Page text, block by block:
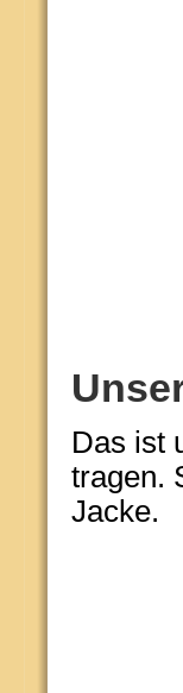
Das ist
tragen.
Jacke.